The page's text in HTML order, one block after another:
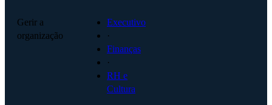
Gerir a
organização
Executivo
·
Finanças
·
RH e
Cultura